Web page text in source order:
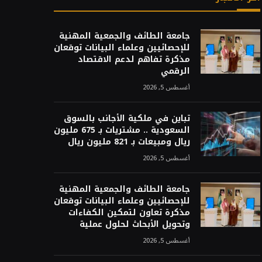
جامعة الطائف والجمعية المهنية
للإحصائيين وعلماء البيانات توقعان
مذكرة تفاهم لدعم الاقتصاد
الرقمي
أغسطس 5, 2026
تباين في ملكية الأجانب بالسوق
السعودية .. مشتريات بـ 675 مليون
ريال ومبيعات بـ 821 مليون ريال
أغسطس 5, 2026
جامعة الطائف والجمعية المهنية
للإحصائيين وعلماء البيانات توقعان
مذكرة تعاون لتمكين الكفاءات
وتحويل الأبحاث لحلول عملية
أغسطس 5, 2026